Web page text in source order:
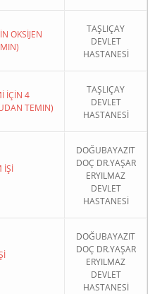
OKSİJEN
TAŞLIÇAY
DEVLET
HASTANESİ
İÇİN 4
TEMIN)
TAŞLIÇAY
DEVLET
HASTANESİ
İŞİ
DOĞUBAYAZIT
DOÇ DR.YAŞAR
ERYILMAZ
DEVLET
HASTANESİ
DOĞUBAYAZIT
DOÇ DR.YAŞAR
ERYILMAZ
DEVLET
HASTANESİ